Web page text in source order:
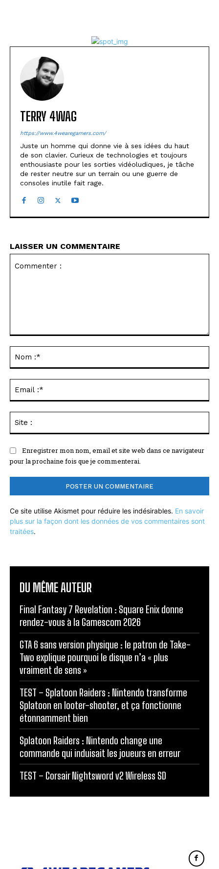
TERRY 4WAG
https://www.4wearegamers.com/
Juste un homme qui donne vie à ses idées du haut
de son clavier. Curieux de technologies et toujours
enthousiaste pour les sorties vidéoludiques, je tâche
de rester neutre sur un terrain ou une guerre de
consoles inutile fait rage.
LAISSER UN COMMENTAIRE
Enregistrer mon nom, email et site web dans ce navigateur
pour la prochaine fois que je commenterai.
Ce site utilise Akismet pour réduire les indésirables. En savoir
plus sur la façon dont les données de vos commentaires sont
traitées.
DU MÊME AUTEUR
Final Fantasy 7 Revelation : Square Enix donne
rendez-vous à la Gamescom 2026
GTA 6 sans version physique : le patron de Take-
Two explique pourquoi le disque n’a « plus
vraiment de sens »
TEST – Splatoon Raiders : Nintendo transforme
Splatoon en looter-shooter, et ça fonctionne
étonnamment bien
Splatoon Raiders : Nintendo change une
commande qui induisait les joueurs en erreur
TEST – Corsair Nightsword v2 Wireless SD